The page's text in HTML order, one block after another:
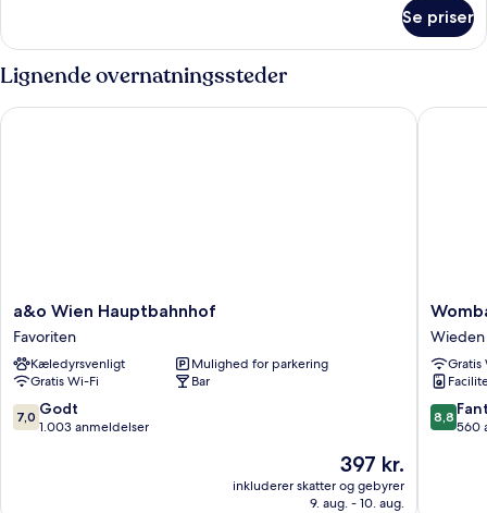
Se priser
Lignende overnatningssteder
a&o
Wien
Hauptbahnhof
Favoriten
a&o Wien Hauptbahnhof
Favoriten
Kæledyrsvenligt
Mulighed for parkering
Gratis Wi-Fi
Bar
7.0
ud
7,0 Godt
1.003 anmeldelser
Prisen
397 kr.
397 kr.
inkluderer skatter og gebyrer
9. aug. - 10. aug.
a&o Wien Hauptbahnhof
City
Hostel
Vienna
Wieden
Wieden
Gratis
8.8
ud
8,8
560